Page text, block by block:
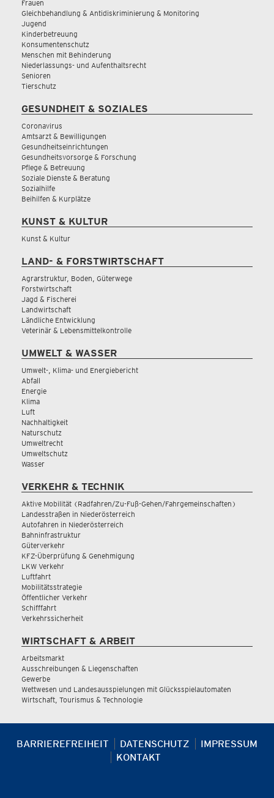
Frauen
Gleichbehandlung & Antidiskriminierung & Monitoring
Jugend
Kinderbetreuung
Konsumentenschutz
Menschen mit Behinderung
Niederlassungs- und Aufenthaltsrecht
Senioren
Tierschutz
GESUNDHEIT & SOZIALES
Coronavirus
Amtsarzt & Bewilligungen
Gesundheitseinrichtungen
Gesundheitsvorsorge & Forschung
Pflege & Betreuung
Soziale Dienste & Beratung
Sozialhilfe
Beihilfen & Kurplätze
KUNST & KULTUR
Kunst & Kultur
LAND- & FORSTWIRTSCHAFT
Agrarstruktur, Boden, Güterwege
Forstwirtschaft
Jagd & Fischerei
Landwirtschaft
Ländliche Entwicklung
Veterinär & Lebensmittelkontrolle
UMWELT & WASSER
Umwelt-, Klima- und Energiebericht
Abfall
Energie
Klima
Luft
Nachhaltigkeit
Naturschutz
Umweltrecht
Umweltschutz
Wasser
VERKEHR & TECHNIK
Aktive Mobilität (Radfahren/Zu-Fuß-Gehen/Fahrgemeinschaften)
Landesstraßen in Niederösterreich
Autofahren in Niederösterreich
Bahninfrastruktur
Güterverkehr
KFZ-Überprüfung & Genehmigung
LKW Verkehr
Luftfahrt
Mobilitätsstrategie
Öffentlicher Verkehr
Schifffahrt
Verkehrssicherheit
WIRTSCHAFT & ARBEIT
Arbeitsmarkt
Ausschreibungen & Liegenschaften
Gewerbe
Wettwesen und Landesausspielungen mit Glücksspielautomaten
Wirtschaft, Tourismus & Technologie
BARRIEREFREIHEIT DATENSCHUTZ
IMPRESSUM
KONTAKT